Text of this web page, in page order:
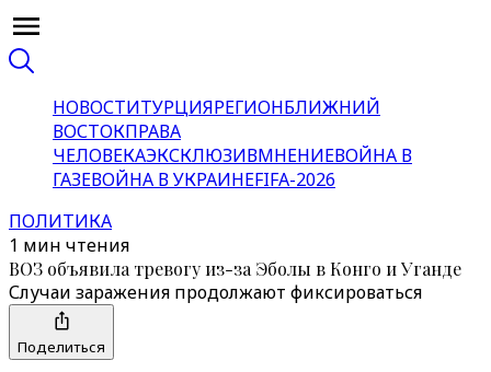
НОВОСТИТУРЦИЯРЕГИОНБЛИЖНИЙ
ВОСТОКПРАВА
ЧЕЛОВЕКАЭКСКЛЮЗИВМНЕНИЕВОЙНА В
ГАЗЕВОЙНА В УКРАИНЕFIFA-2026
ПОЛИТИКА
1 мин чтения
ВОЗ объявила тревогу из-за Эболы в Конго и Уганде
Случаи заражения продолжают фиксироваться
Поделиться